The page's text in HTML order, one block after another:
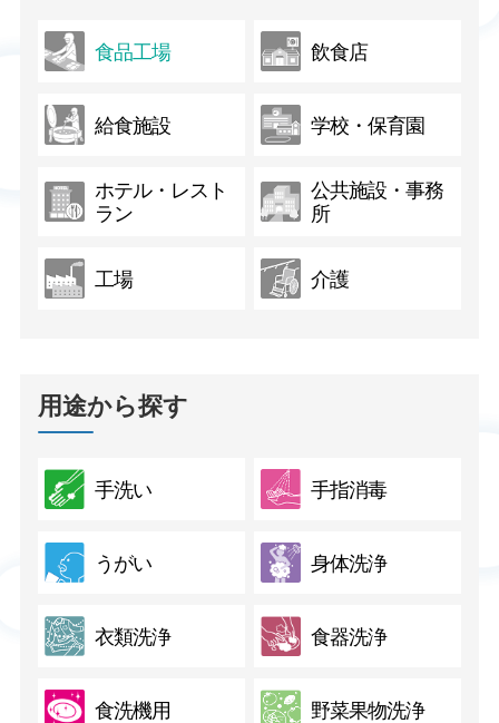
食品工場 飲食店
給食施設 学校・保育園
ホテル・レスト
ラン
公共施設・事務
所
工場 介護
用途から探す
手洗い 手指消毒
うがい 身体洗浄
衣類洗浄 食器洗浄
食洗機用 野菜果物洗浄